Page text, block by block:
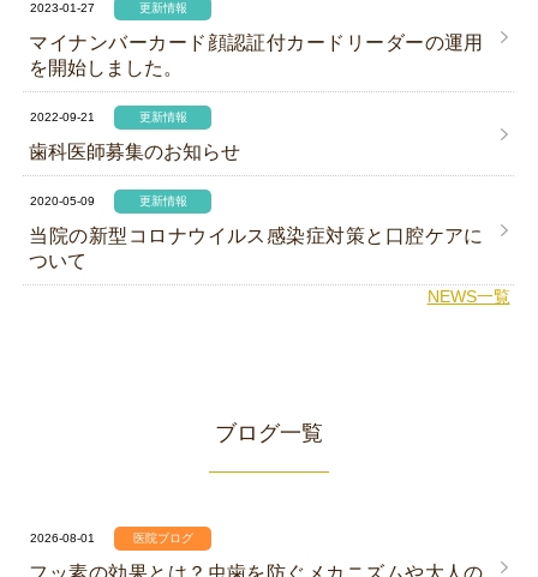
2023-01-27 更新情報
マイナンバーカード顔認証付カードリーダーの運用
を開始しました。
2022-09-21 更新情報
歯科医師募集のお知らせ
2020-05-09 更新情報
当院の新型コロナウイルス感染症対策と口腔ケアに
ついて
NEWS一覧
ブログ一覧
2026-08-01 医院ブログ
フッ素の効果とは？虫歯を防ぐメカニズムや大人の